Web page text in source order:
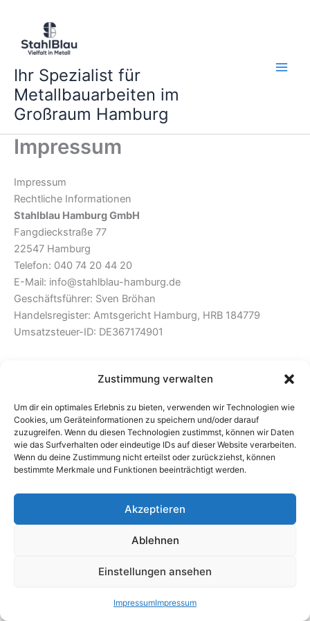
Zustimmung verwalten
Um dir ein optimales Erlebnis zu bieten, verwenden wir Technologien wie
Cookies, um Geräteinformationen zu speichern und/oder darauf
zuzugreifen. Wenn du diesen Technologien zustimmst, können wir Daten
wie das Surfverhalten oder eindeutige IDs auf dieser Website verarbeiten.
Wenn du deine Zustimmung nicht erteilst oder zurückziehst, können
bestimmte Merkmale und Funktionen beeinträchtigt werden.
Akzeptieren
Ablehnen
Einstellungen ansehen
ImpressumImpressum
springen
Ihr Spezialist für
Metallbauarbeiten im
Großraum Hamburg
Impressum
Impressum
Rechtliche Informationen
Stahlblau Hamburg GmbH
Fangdieckstraße 77
22547 Hamburg
Telefon: 040 74 20 44 20
E-Mail: info@stahlblau-hamburg.de
Geschäftsführer: Sven Bröhan
Handelsregister: Amtsgericht Hamburg, HRB 184779
Umsatzsteuer-ID: DE367174901
vorbehalten. Der Inhalt dieser Website darf nicht ohne
Haftungsausschluss für externe Links
Sorgfältige Inhaltsprüfung
Änderungen vorbehalten
Copyright © 2026 Ihr Spezialist für Metallbauarbeiten im